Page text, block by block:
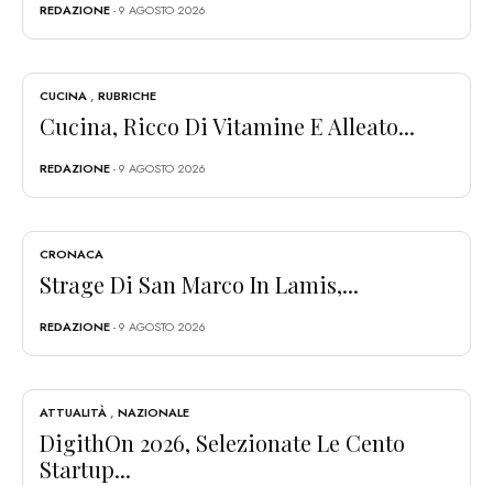
REDAZIONE- 9 AGOSTO 2026
CUCINA, RUBRICHE
Cucina, Ricco Di Vitamine E Alleato...
REDAZIONE- 9 AGOSTO 2026
CRONACA
Strage Di San Marco In Lamis,...
REDAZIONE- 9 AGOSTO 2026
ATTUALITÀ, NAZIONALE
DigithOn 2026, Selezionate Le Cento
Startup...